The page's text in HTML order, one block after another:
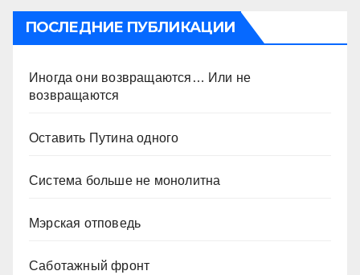
ПОСЛЕДНИЕ ПУБЛИКАЦИИ
Иногда они возвращаются… Или не
возвращаются
Оставить Путина одного
Система больше не монолитна
Мэрская отповедь
Саботажный фронт